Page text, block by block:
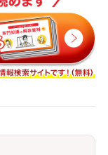
ン設定と自
化するリス